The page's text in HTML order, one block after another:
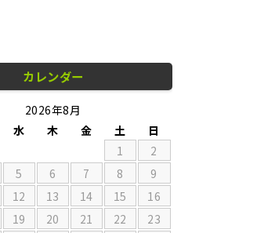
カレンダー
2026年8月
水 木 金 土
日
1
2
5 6 7 8
9
12 13 14 15
16
19 20 21 22
23